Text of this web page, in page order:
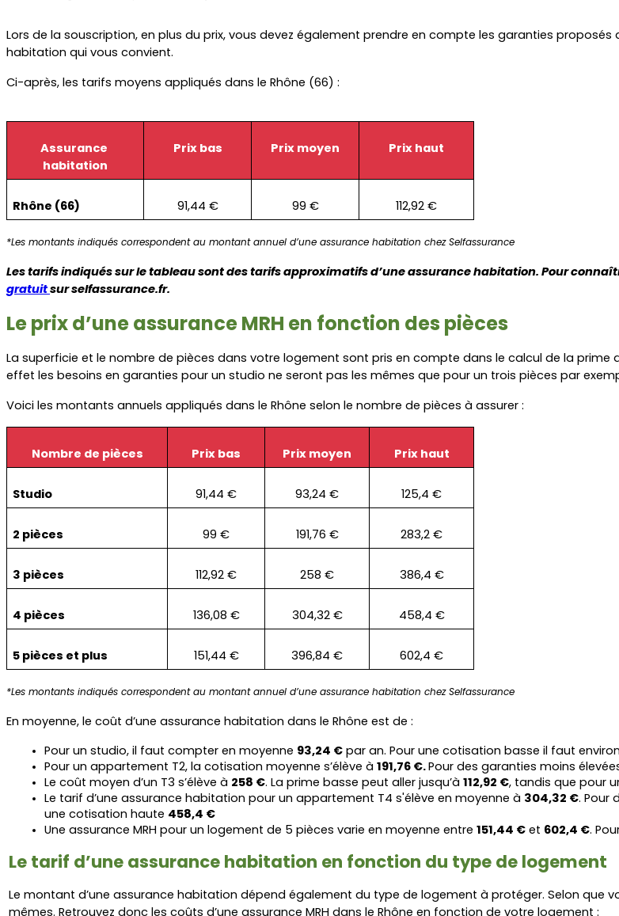
Lors de la souscription, en plus du prix, vous devez également prendre en compte les garanties
habitation qui vous convient.
Ci-après, les tarifs moyens appliqués dans le Rhône (66) :
Assurance
habitation
Prix bas Prix moyen Prix haut
Rhône (66) 91,44 € 99 € 112,92 €
*Les montants indiqués correspondent au montant annuel d’une assurance habitation chez Selfassurance
Les tarifs indiqués sur le tableau sont des tarifs approximatifs d’une assurance habitation. Pour
gratuitsur selfassurance.fr.
Le prix d’une assurance MRH en fonction des pièces
La superficie et le nombre de pièces dans votre logement sont pris en compte dans le calcul de la
effet les besoins en garanties pour un studio ne seront pas les mêmes que pour un trois pièces par
Voici les montants annuels appliqués dans le Rhône selon le nombre de pièces à assurer :
Nombre de pièces Prix bas Prix moyen Prix haut
Studio 91,44 € 93,24 € 125,4 €
2 pièces 99 € 191,76 € 283,2 €
3 pièces 112,92 € 258 € 386,4 €
4 pièces 136,08 € 304,32 € 458,4 €
5 pièces et plus 151,44 € 396,84 € 602,4 €
*Les montants indiqués correspondent au montant annuel d’une assurance habitation chez Selfassurance
En moyenne, le coût d’une assurance habitation dans le Rhône est de :
Pour un studio, il faut compter en moyenne 93,24 € par an. Pour une cotisation basse il faut environ
Pour un appartement T2, la cotisation moyenne s’élève à 191,76 €. Pour des garanties moins
Le coût moyen d’un T3 s’élève à 258 €. La prime basse peut aller jusqu’à 112,92 €, tandis que pour
Le tarif d’une assurance habitation pour un appartement T4 s'élève en moyenne à 304,32 €. Pour
une cotisation haute 458,4 €
Une assurance MRH pour un logement de 5 pièces varie en moyenne entre 151,44 € et 602,4 €.
Le tarif d’une assurance habitation en fonction du type de logement
Le montant d’une assurance habitation dépend également du type de logement à protéger. Selon que
mêmes. Retrouvez donc les coûts d’une assurance MRH dans le Rhône en fonction de votre logement :